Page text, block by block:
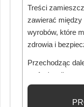
wizerunku lekarza
Zapraszamy do
Ci, którzy jeszcze
Szczegółowe
dostępne są na
Treści
zawierać między
wyrobów, które
zdrowia i
Przechodząc
profesjonalistą
wiedzę